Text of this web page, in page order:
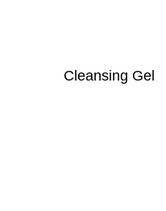
Cleansing Gel